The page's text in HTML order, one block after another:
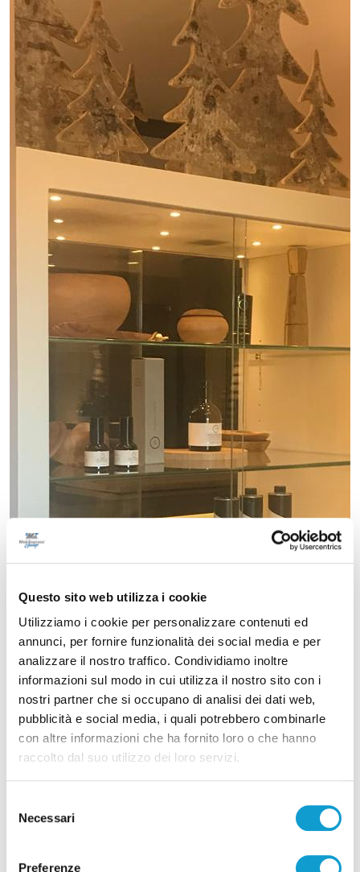
Questo sito web utilizza i cookie
Utilizziamo i cookie per personalizzare contenuti ed
annunci, per fornire funzionalità dei social media e per
analizzare il nostro traffico. Condividiamo inoltre
informazioni sul modo in cui utilizza il nostro sito con i
nostri partner che si occupano di analisi dei dati web,
pubblicità e social media, i quali potrebbero combinarle
con altre informazioni che ha fornito loro o che hanno
raccolto dal suo utilizzo dei loro servizi.
delNecessari
Preferenze